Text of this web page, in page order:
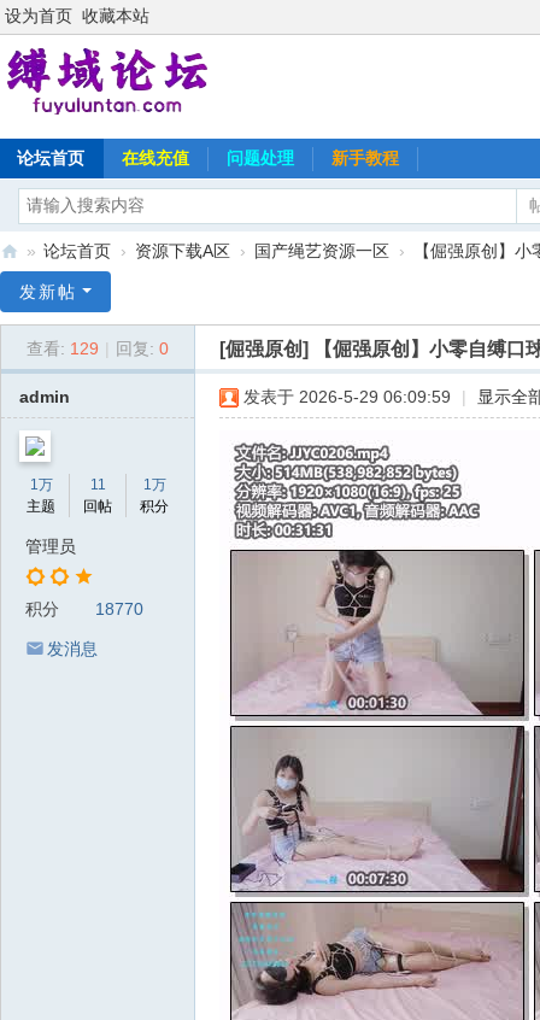
设为首页 收藏本站
论坛首页 在线充值 问题处理 新手教程
域
» 论坛首页 › 资源下载A区 › 国产绳艺资源一区 › 【倔强原创】
发新帖
查看: 129 回复: 0 [倔强原创] 【倔强原创】小零自缚口
admin
1万
主题
11
回帖
1万
积分
管理员
积分 18770
发消息
发表于 2026-5-29 06:09:59 显示全